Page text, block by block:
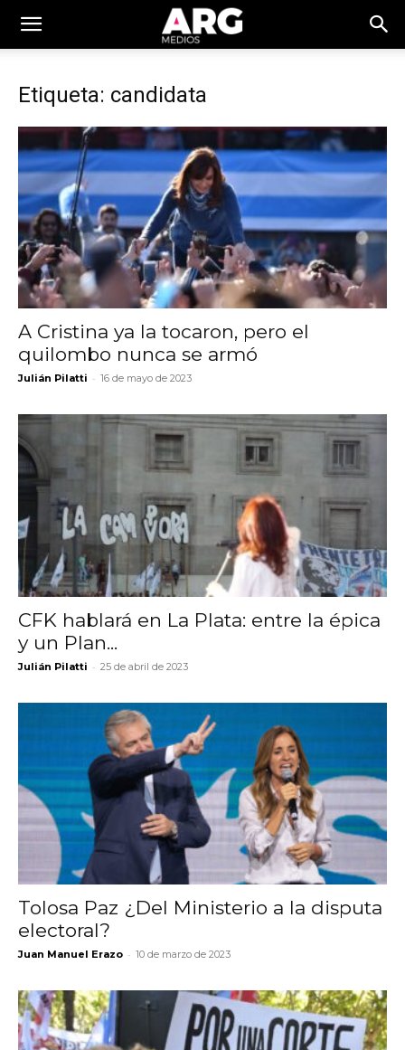
Etiqueta: candidata
A Cristina ya la tocaron, pero el
quilombo nunca se armó
Julián Pilatti - 16 de mayo de 2023
CFK hablará en La Plata: entre la épica
y un Plan...
Julián Pilatti - 25 de abril de 2023
Tolosa Paz ¿Del Ministerio a la disputa
electoral?
Juan Manuel Erazo - 10 de marzo de 2023